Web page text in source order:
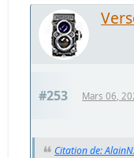
#253 Mars 06,
Citation de: